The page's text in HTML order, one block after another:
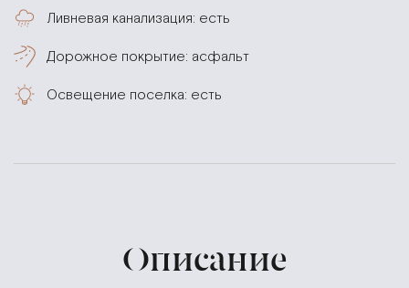
Ливневая канализация: есть
Дорожное покрытие: асфальт
Освещение поселка: есть
Описание